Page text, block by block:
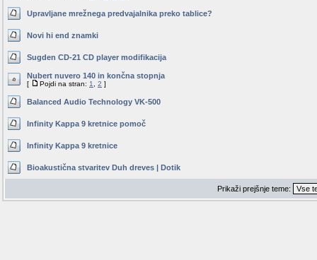
Upravljane mrežnega predvajalnika preko tablice?
Novi hi end znamki
Sugden CD-21 CD player modifikacija
Nubert nuvero 140 in končna stopnja
[ Pojdi na stran: 1 2 ]
Balanced Audio Technology VK-500
Infinity Kappa 9 kretnice pomoč
Infinity Kappa 9 kretnice
Bioakustična stvaritev Duh dreves | Dotik
Prikaži prejšnje teme: